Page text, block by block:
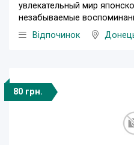
увлекательный мир
незабываемые
Відпочинок
80 грн.